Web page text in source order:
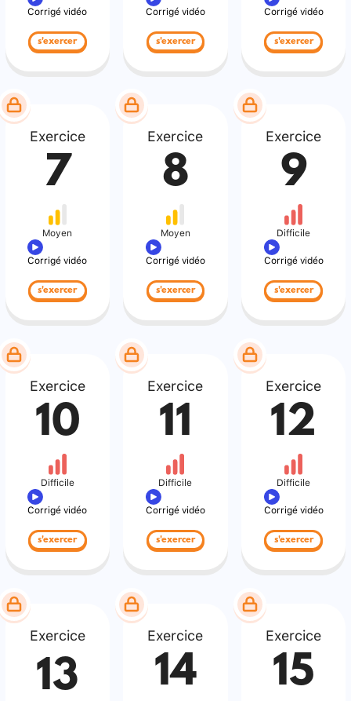
Corrigé vidéo
s'exercer
Corrigé vidéo
s'exercer
Corrigé vidéo
s'exercer
Exercice
7
Moyen
Corrigé vidéo
s'exercer
Exercice
8
Moyen
Corrigé vidéo
s'exercer
Exercice
9
Difficile
Corrigé vidéo
s'exercer
Exercice
10
Difficile
Corrigé vidéo
s'exercer
Exercice
11
Difficile
Corrigé vidéo
s'exercer
Exercice
12
Difficile
Corrigé vidéo
s'exercer
Exercice
13
Exercice
14
Exercice
15